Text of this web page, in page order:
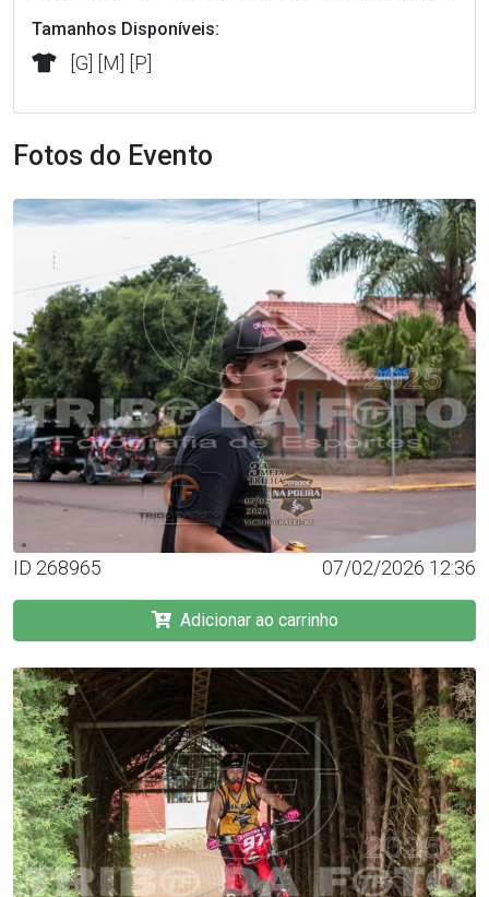
Tamanhos Disponíveis:
[G] [M] [P]
Fotos do Evento
ID 268965 07/02/2026 12:36
Adicionar ao carrinho